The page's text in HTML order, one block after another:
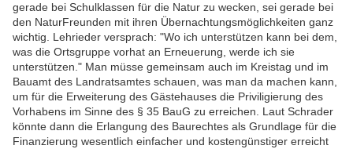
gerade bei Schulklassen für die Natur zu wecken, sei gerade bei
den NaturFreunden mit ihren Übernachtungsmöglichkeiten ganz
wichtig. Lehrieder versprach: "Wo ich unterstützen kann bei dem,
was die Ortsgruppe vorhat an Erneuerung, werde ich sie
unterstützen." Man müsse gemeinsam auch im Kreistag und im
Bauamt des Landratsamtes schauen, was man da machen kann,
um für die Erweiterung des Gästehauses die Priviligierung des
Vorhabens im Sinne des § 35 BauG zu erreichen. Laut Schrader
könnte dann die Erlangung des Baurechtes als Grundlage für die
Finanzierung wesentlich einfacher und kostengünstiger erreicht